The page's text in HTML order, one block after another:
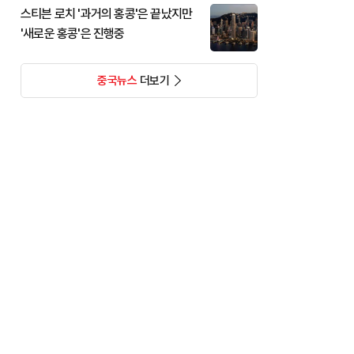
스티븐 로치 '과거의 홍콩'은 끝났지만
'새로운 홍콩'은 진행중
중국뉴스더보기